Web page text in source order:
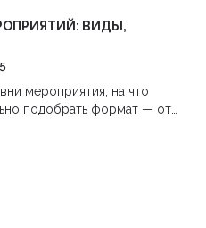
ВИДЫ,
мероприятия, на что
подобрать формат — от